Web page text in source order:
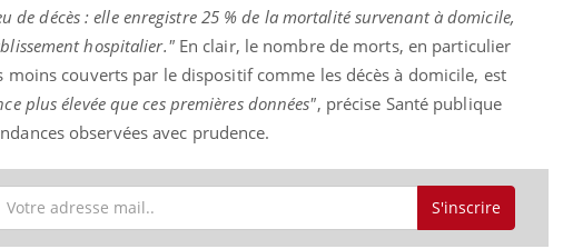
de décès : elle enregistre 25 % de la mortalité survenant à domicile,
hospitalier."En clair, le nombre de morts, en particulier
moins couverts par le dispositif comme les décès à domicile, est
plus élevée que ces premières données", précise Santé publique
observées avec prudence.
S'inscrire